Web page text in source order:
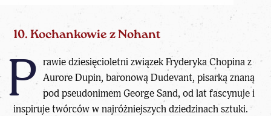
10. Kochankowie z Nohant
P rawie dziesięcioletni związek Fryderyka Chopina z
Aurore Dupin, baronową Dudevant, pisarką znaną
pod pseudonimem George Sand, od lat fascynuje i
inspiruje twórców w najróżniejszych dziedzinach sztuki.